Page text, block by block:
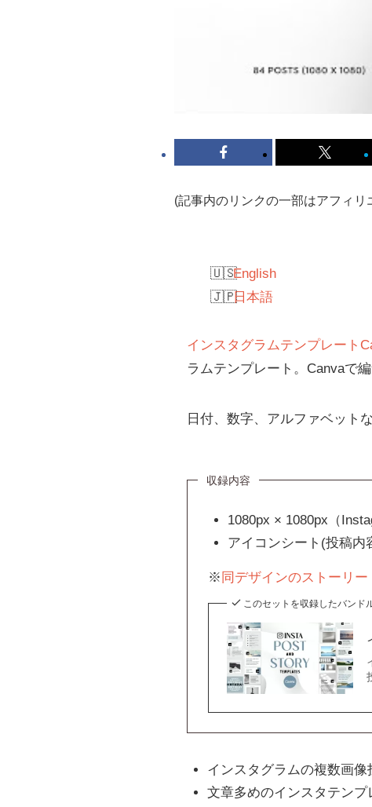
(記事内のリンクの一部はアフィ
English
日本語
インスタグラムテンプレート
ラムテンプレート。Canvaで
日付、数字、アルファベット
収録内容
1080px × 1080px（
アイコンシート(投稿内
※ 同デザインのストーリ
このセットを収録したバンド
インスタグラムの複数画
文章多めのインスタテン